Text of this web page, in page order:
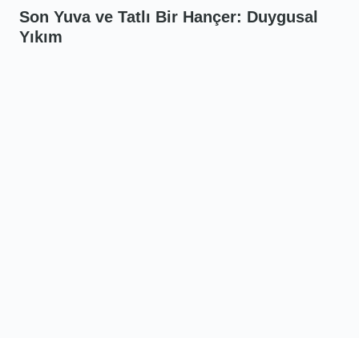
Son Yuva ve Tatlı Bir Hançer: Duygusal
Yıkım